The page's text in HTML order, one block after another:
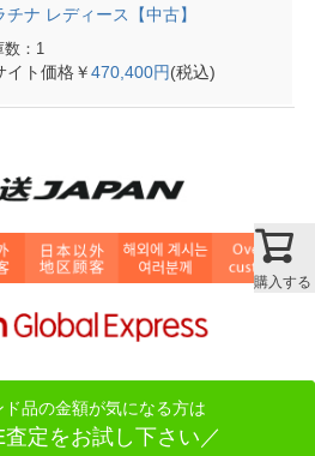
購入する
チナ レディース【中古】
数：1
イト価格￥470,400円(税込)
品の金額が気になる方は
定をお試し下さい／